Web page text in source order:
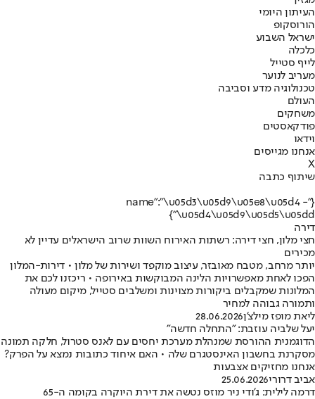
העיתון היומי
הורוסקופ
ישראל השבוע
כלכלה
לייף סטייל
מעריב לנוער
טכנולוגיה מדע וסביבה
העולם
משחקים
פודקאסטים
וידאו
אנחנו מגייסים
X
שיתוף כתבה
{"name":"\u05d3\u05d9\u05e8\u05d4 -
\u05d4\u05d9\u05d5\u05dd"}
דירה
חצי מלון, חצי דירה: רשתות האירוח השוות שרוב הישראלים עדיין לא
מכירים
יותר מרחב, מטבח מאובזר, עיצוב מוקפד ושירות של מלון • דירות-המלון
הפכו לאחת מאפשרויות הלינה המבוקשות באירופה • ריכזנו לכם את
המלונות שמקבלים ביקורות מצוינות ומשלבים סטייל, מיקום מעולה
ותמורה גבוהה למחיר
ליאת מופז מילצ'ן28.06.2026
יעל שלביה עוזבת: "התחלה חדשה"
הדוגמנית ההורסת שמנהלת מערכת יחסים עם לאנס סטרול, חלקה תמונה
מסקרנת בחשבון האינסטגרם שלה • האם איחוד כתובות נמצא על הפרק?
אנחנו מחזיקים אצבעות
אביב דרורי25.06.2026
דרמה לילית: ג'ודי ניר מוזס נטשה את דירת היוקרה בקומה ה-65